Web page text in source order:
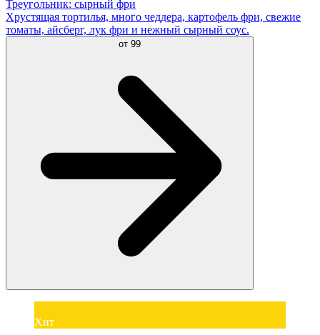
Треугольник: сырный фри
Хрустящая тортилья, много чеддера, картофель фри, свежие
томаты, айсберг, лук фри и нежный сырный соус.
от 99
Хит